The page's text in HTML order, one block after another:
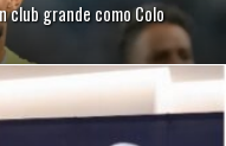
club grande como Colo